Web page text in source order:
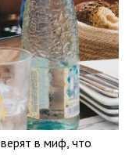
в миф, что